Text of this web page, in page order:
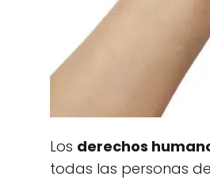
Los derechos
todas las personas